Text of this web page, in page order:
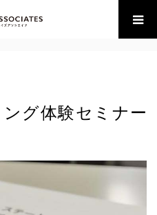
座・イベント
第12回ブラン
グ体験セミナー